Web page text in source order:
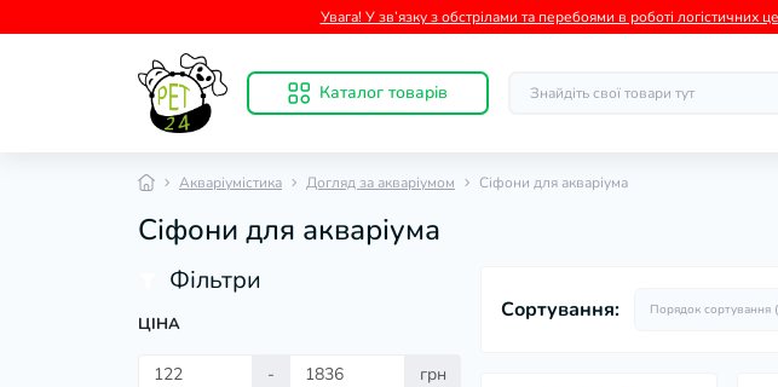
Увага! У зв’язку з обстрілами та перебоями в роботі
Каталог товарів
Акваріумістика Догляд за акваріумом Сіфони для акваріума
Сіфони для акваріума
Фільтри
ЦІНА
- грн
Сортування: